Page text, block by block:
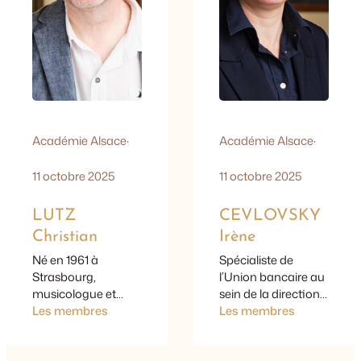
correspondant de
l’Académie des
Inscriptions et
belles-lettres. Son
travail renouvelle les
connaissances…
fondamentaux de
l’IA à…
Académie Alsace·
11 octobre 2025
LUTZ
Christian
Né en 1961 à
Strasbourg,
musicologue et
technicien-conseil
Les membres
Académie Alsace·
11 octobre 2025
CEVLOVSKY
Irène
Spécialiste de
l’Union bancaire au
sein de la direction
financière d’un
Les membres